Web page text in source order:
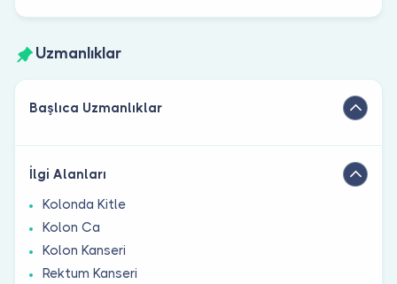
Uzmanlıklar
Başlıca Uzmanlıklar
İlgi Alanları
Kolonda Kitle
Kolon Ca
Kolon Kanseri
Rektum Kanseri